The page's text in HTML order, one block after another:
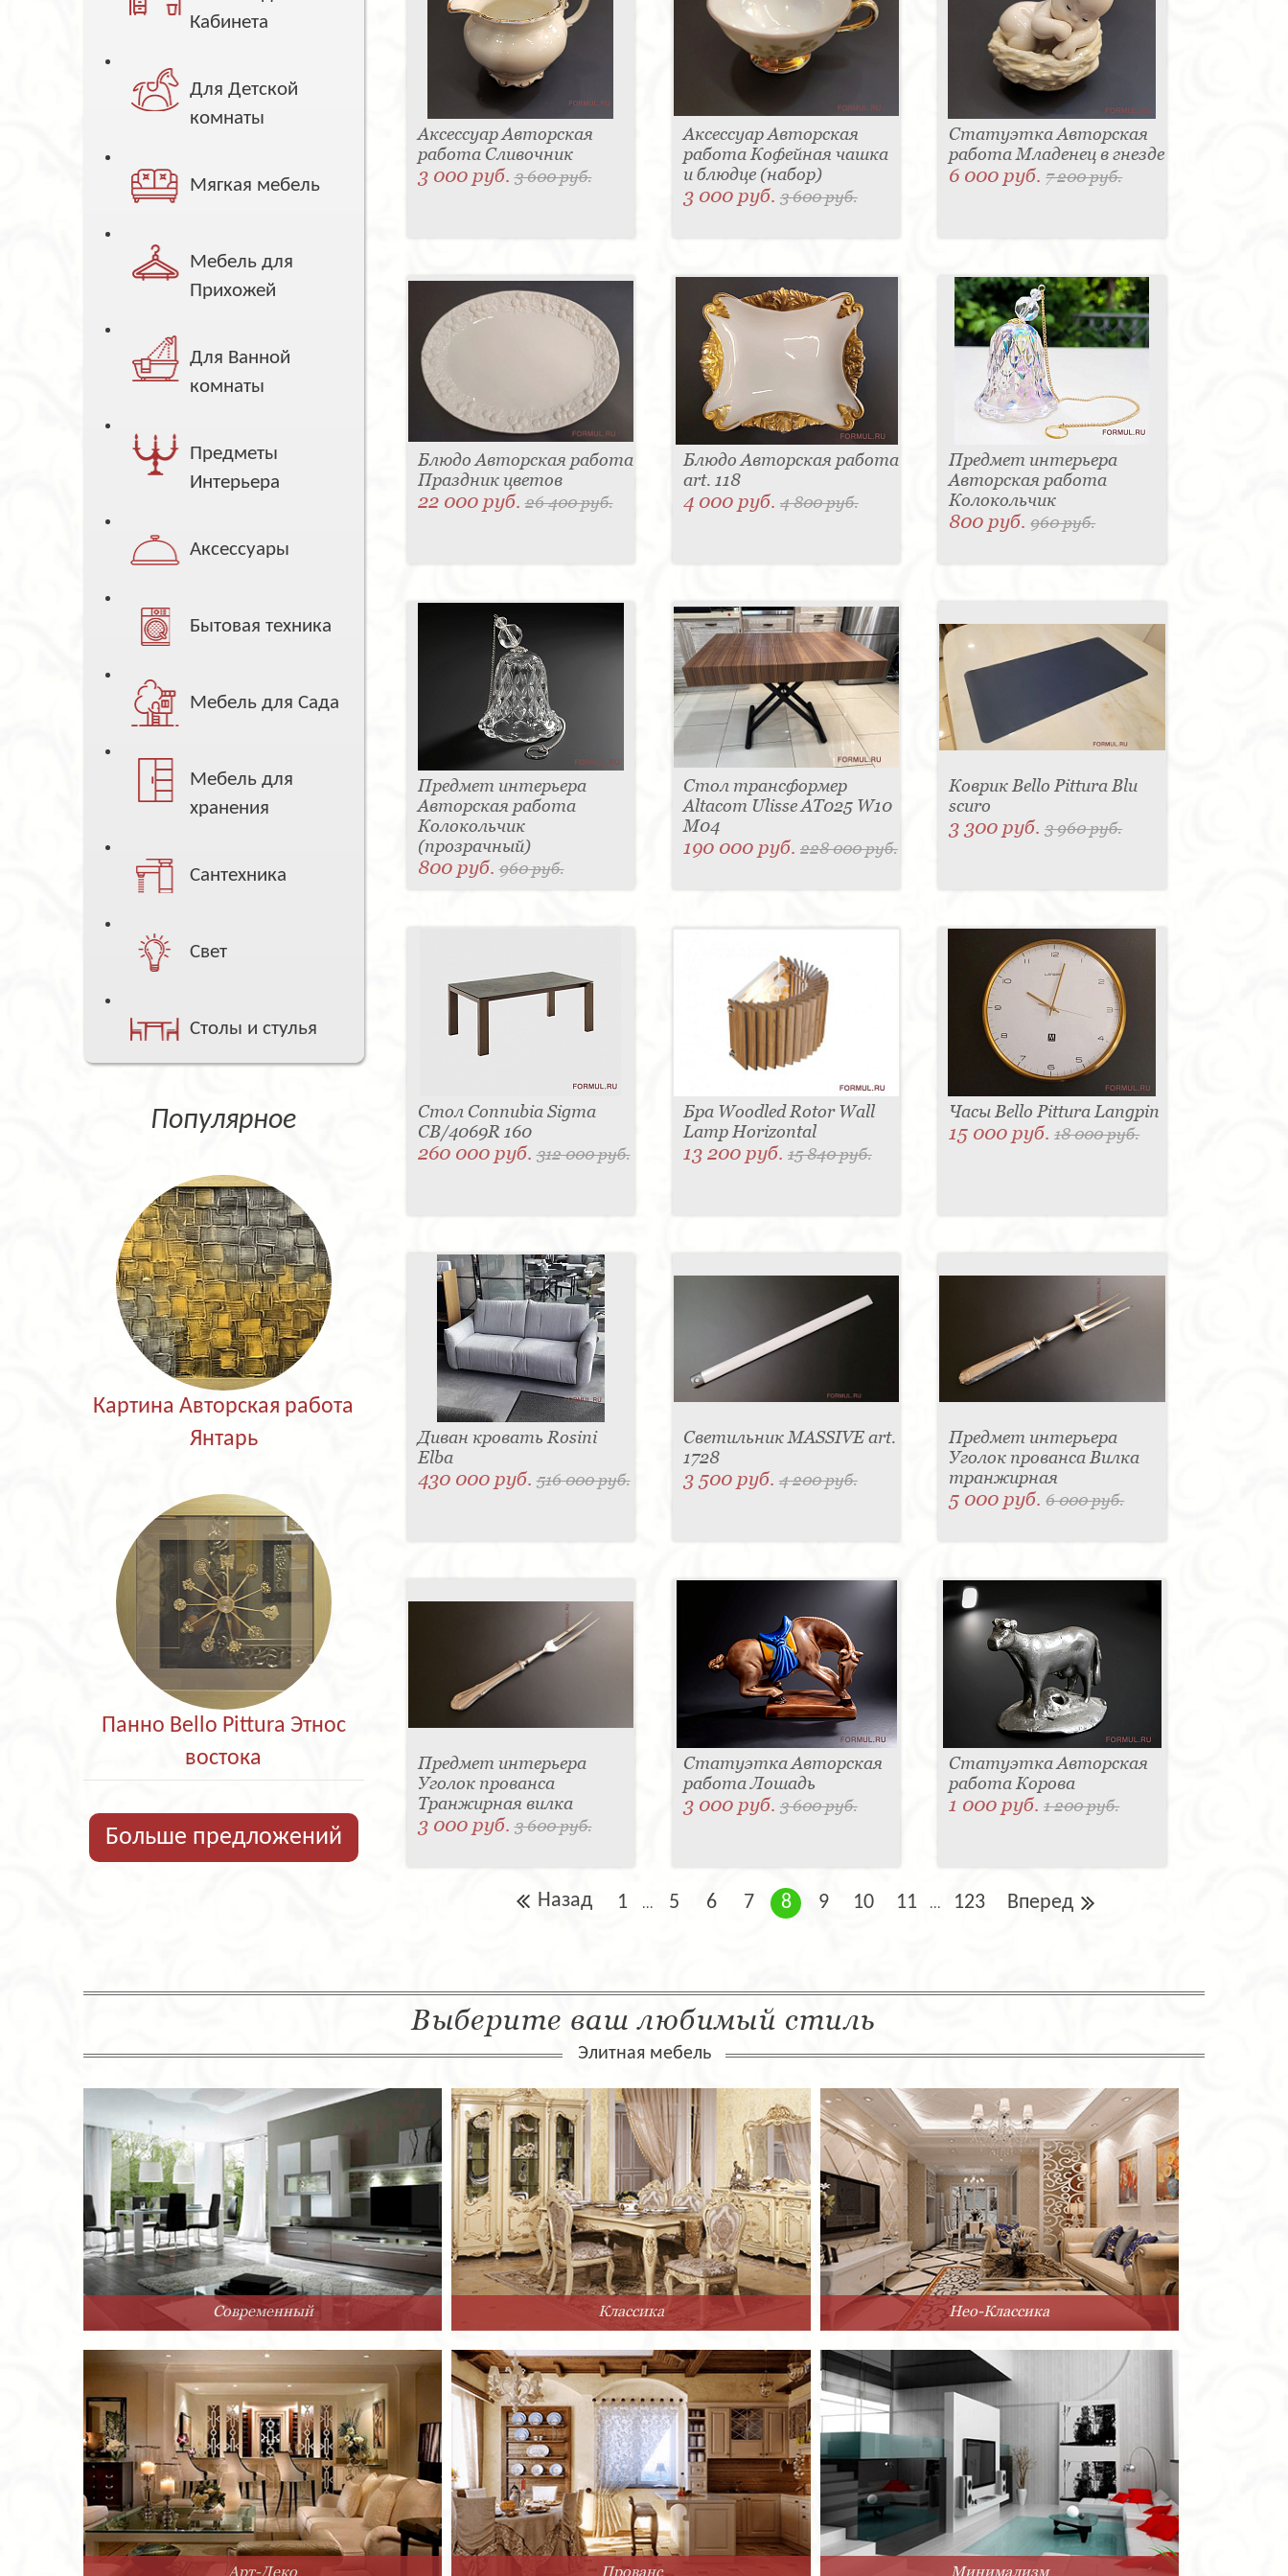
Кабинета
Для Детской
комнаты
Мягкая мебель
Мебель для
Прихожей
Для Ванной
комнаты
Предметы
Интерьера
Аксессуары
Бытовая техника
Мебель для Сада
Мебель для
хранения
Сантехника
Свет
Столы и стулья
Популярное
Картина Авторская работа
Янтарь
Панно Bello Pittura Этнос
востока
Больше предложений
Аксессуар Авторская
работа Сливочник
3 000 руб.3 600 руб.
Аксессуар Авторская
работа Кофейная чашка
и блюдце (набор)
3 000 руб. 3 600 руб.
Статуэтка Авторская
работа Младенец в гнезде
6 000 руб.7 200 руб.
Блюдо Авторская работа
Праздник цветов
22 000 руб.26 400 руб.
Блюдо Авторская работа
art. 118
4 000 руб. 4 800 руб.
Предмет интерьера
Авторская работа
Колокольчик
800 руб.960 руб.
Предмет интерьера
Авторская работа
Колокольчик
(прозрачный)
800 руб.960 руб.
Стол трансформер
Altacom Ulisse AT025 W10
M04
190 000 руб. 228 000 руб.
Коврик Bello Pittura Blu
scuro
3 300 руб.3 960 руб.
Стол Connubia Sigma
CB/4069R 160
260 000 руб.312 000 руб.
Бра Woodled Rotor Wall
Lamp Horizontal
13 200 руб. 15 840 руб.
Часы Bello Pittura Langpin
15 000 руб.18 000 руб.
Диван кровать Rosini
Elba
430 000 руб.516 000 руб.
Светильник MASSIVE art.
1728
3 500 руб. 4 200 руб.
Предмет интерьера
Уголок прованса Вилка
транжирная
5 000 руб.6 000 руб.
Предмет интерьера
Уголок прованса
Транжирная вилка
3 000 руб.3 600 руб.
Статуэтка Авторская
работа Лошадь
3 000 руб. 3 600 руб.
Статуэтка Авторская
работа Корова
1 000 руб.1 200 руб.
Назад 1 ... 5 6 7 8 9 10 11 ... 123 Вперед
Выберите ваш любимый стиль
Элитная мебель
Современный Классика Нео-Классика
Арт-Деко Прованс Минимализм